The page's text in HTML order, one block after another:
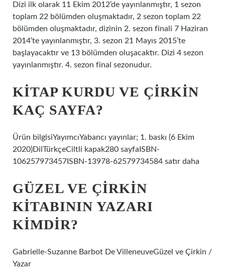
Dizi ilk olarak 11 Ekim 2012’de yayınlanmıştır, 1 sezon
toplam 22 bölümden oluşmaktadır, 2 sezon toplam 22
bölümden oluşmaktadır, dizinin 2. sezon finali 7 Haziran
2014’te yayınlanmıştır, 3. sezon 21 Mayıs 2015’te
başlayacaktır ve 13 bölümden oluşacaktır. Dizi 4 sezon
yayınlanmıştır. 4. sezon final sezonudur.
KITAP KURDU VE ÇIRKIN
KAÇ SAYFA?
Ürün bilgisiYayımcıYabancı yayınlar; 1. baskı (6 Ekim
2020)DilTürkçeCiltli kapak280 sayfaISBN-
106257973457ISBN-13978-62579734584 satır daha
GÜZEL VE ÇIRKIN
KITABININ YAZARI
KIMDIR?
Gabrielle-Suzanne Barbot De VilleneuveGüzel ve Çirkin /
Yazar